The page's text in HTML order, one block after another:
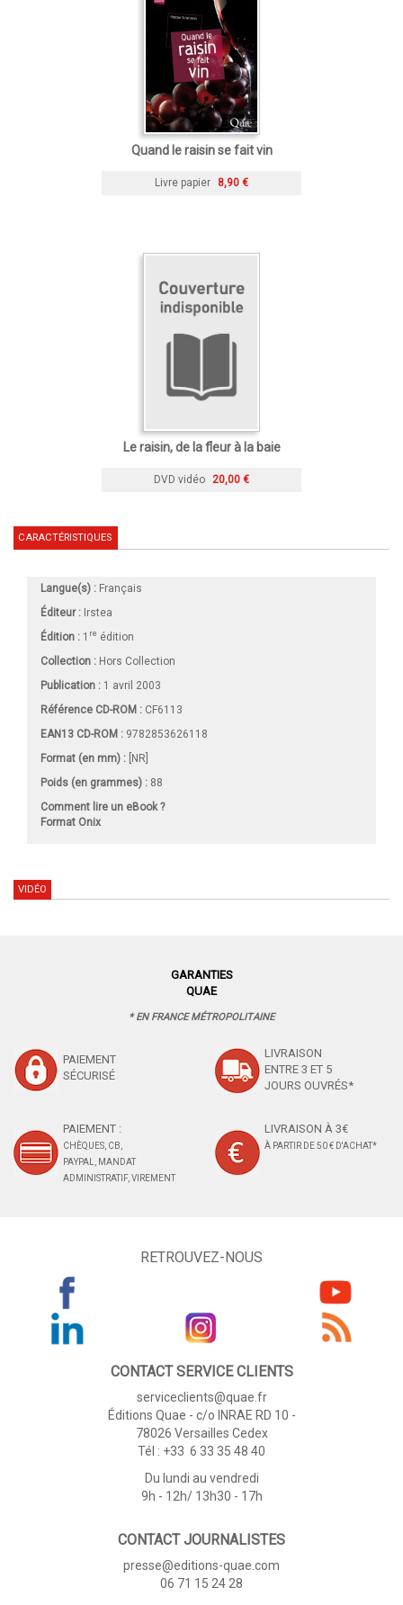
Quand le raisin se fait vin
Livre papier 8,90 €
Le raisin, de la fleur à la baie
DVD vidéo 20,00 €
CARACTÉRISTIQUES
Langue(s) : Français
Éditeur : Irstea
Édition : 1 re édition
Collection : Hors Collection
Publication : 1 avril 2003
Référence CD-ROM : CF6113
EAN13 CD-ROM : 9782853626118
Format (en mm) : [NR]
Poids (en grammes) : 88
Comment lire un eBook ?
Format Onix
VIDÉO
GARANTIES
QUAE
* EN FRANCE MÉTROPOLITAINE
PAIEMENT
SÉCURISÉ
LIVRAISON
ENTRE 3 ET 5
JOURS OUVRÉS*
PAIEMENT :
CHÈQUES, CB,
PAYPAL, MANDAT
ADMINISTRATIF, VIREMENT
LIVRAISON À 3€
À PARTIR DE 50 € D'ACHAT*
RETROUVEZ-NOUS
CONTACT SERVICE CLIENTS
serviceclients@quae.fr
Éditions Quae - c/o INRAE RD 10 -
78026 Versailles Cedex
Tél : +33 6 33 35 48 40
Du lundi au vendredi
9h - 12h/ 13h30 - 17h
CONTACT JOURNALISTES
presse@editions-quae.com
06 71 15 24 28